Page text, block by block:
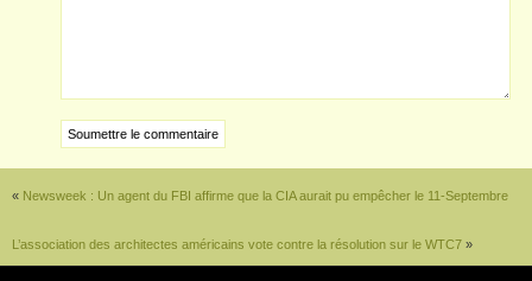
« Newsweek : Un agent du FBI affirme que la CIA aurait pu empêcher le 11-Septembre
L’association des architectes américains vote contre la résolution sur le WTC7 »